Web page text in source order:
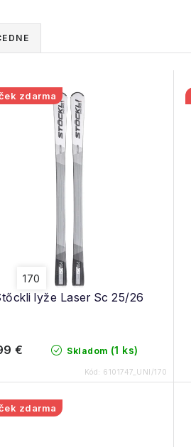
lyže Laser Sc 25/26
zdarma
170
Skladom (1 ks)
€
Kód: 6101747_UNI/170
zdarma